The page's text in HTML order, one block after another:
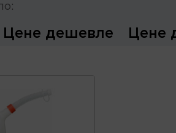
Цене дешевле Цене